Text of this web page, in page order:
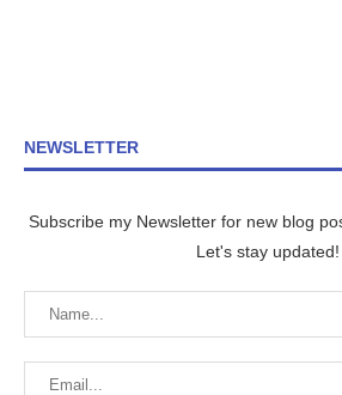
NEWSLETTER
Subscribe my Newsletter for new blog
Let's stay updated!